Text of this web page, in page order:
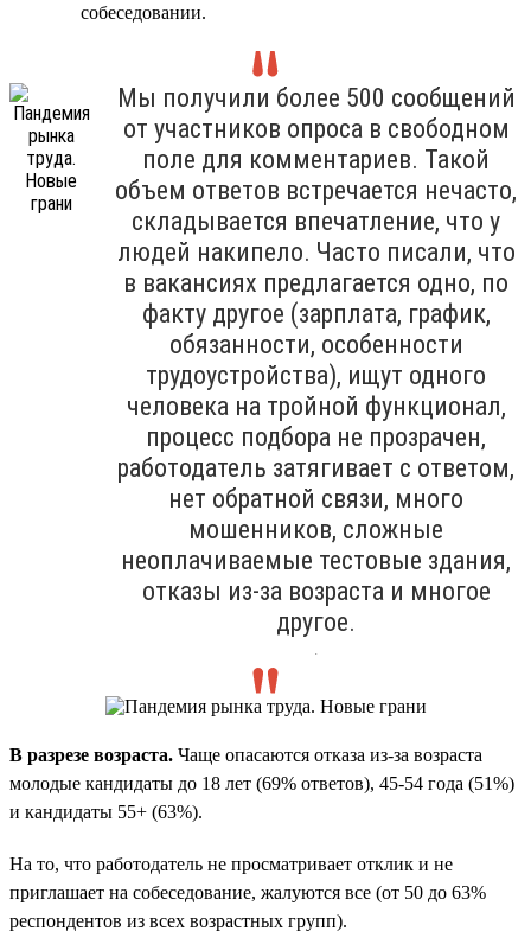
собеседовании.
Мы получили более 500 сообщений
от участников опроса в свободном
поле для комментариев. Такой
объем ответов встречается нечасто,
складывается впечатление, что у
людей накипело. Часто писали, что
в вакансиях предлагается одно, по
факту другое (зарплата, график,
обязанности, особенности
трудоустройства), ищут одного
человека на тройной функционал,
процесс подбора не прозрачен,
работодатель затягивает с ответом,
нет обратной связи, много
мошенников, сложные
неоплачиваемые тестовые здания,
отказы из-за возраста и многое
другое.
.
В разрезе возраста. Чаще опасаются отказа из-за возраста
молодые кандидаты до 18 лет (69% ответов), 45-54 года (51%)
и кандидаты 55+ (63%).
На то, что работодатель не просматривает отклик и не
приглашает на собеседование, жалуются все (от 50 до 63%
респондентов из всех возрастных групп).